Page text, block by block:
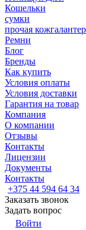
Кошельки
сумки
прочая
Ремни
Блог
Бренды
Как купить
Условия оплаты
Условия доставки
Гарантия на товар
Компания
О компании
Отзывы
Контакты
Лицензии
Документы
Контакты
+375 44 594 64 34
Заказать звонок
Задать вопрос
Войти